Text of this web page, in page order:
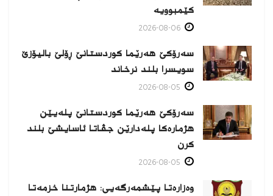
كێمبوویە
سەرۆکێ هەرێما کوردستانێ ڕۆلێ بالیۆزێ
سویسرا بلند نرخاند
سەرۆکێ هەرێما کوردستانێ پلەیێن
هژمارەكا پلەدارێن جڤاتا ئاسایشێ بلند
كرن
وەزارەتا پێشمەرگەیی: هژمارتنا خزمەتا